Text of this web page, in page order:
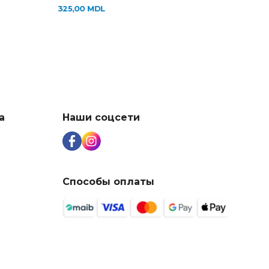
Наши соцсети
Способы оплаты